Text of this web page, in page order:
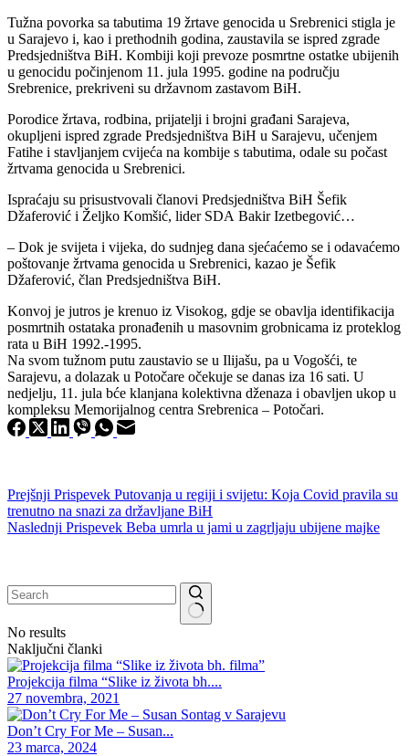
Tužna povorka sa tabutima 19 žrtave genocida u Srebrenici stigla je
u Sarajevo i, kao i prethodnih godina, zaustavila se ispred zgrade
Predsjedništva BiH. Kombiji koji prevoze posmrtne ostatke ubijenih
u genocidu počinjenom 11. jula 1995. godine na području
Srebrenice, prekriveni su državnom zastavom BiH.
Porodice žrtava, rodbina, prijatelji i brojni građani Sarajeva,
okupljeni ispred zgrade Predsjedništva BiH u Sarajevu, učenjem
Fatihe i stavljanjem cvijeća na kombije s tabutima, odale su počast
žrtvama genocida u Srebrenici.
Ispraćaju su prisustvovali članovi Predsjedništva BiH Šefik
Džaferović i Željko Komšić, lider SDA Bakir Izetbegović…
– Dok je svijeta i vijeka, do sudnjeg dana sjećaćemo se i odavaćemo
poštovanje žrtvama genocida u Srebrenici, kazao je Šefik
Džaferović, član Predsjedništva BiH.
Konvoj je jutros je krenuo iz Visokog, gdje se obavlja identifikacija
posmrtnih ostataka pronađenih u masovnim grobnicama iz proteklog
rata u BiH 1992.-1995.
Na svom tužnom putu zaustavio se u Ilijašu, pa u Vogošći, te
Sarajevu, a dolazak u Potočare očekuje se danas iza 16 sati. U
nedjelju, 11. jula bće klanjana kolektivna dženaza i obavljen ukop u
kompleksu Memorijalnog centra Srebrenica – Potočari.
Prejšnji Prispevek Putovanja u regiji i svijetu: Koja Covid pravila su
trenutno na snazi za državljane BiH
Naslednji Prispevek Beba umrla u jami u zagrljaju ubijene majke
No results
Naključni članki
Projekcija filma “Slike iz života bh....
27 novembra, 2021
Don’t Cry For Me – Susan...
23 marca, 2024